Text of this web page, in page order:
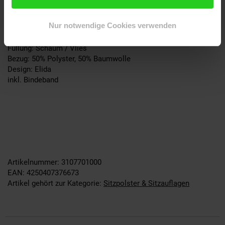
Nur notwendige Cookies verwenden
Maße ca 105x50cm
Füllung: Schaum / Vlies
Bezug: 50% Polyster, 50% Baumwolle
Design: Elida
inkl. Bindeband
Artikelnummer: 3107701000
EAN: 4250407376673
Artikel gehört zur Kategorie: Sitzpolster & Sitzauflagen